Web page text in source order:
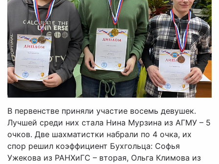
В первенстве приняли участие восемь девушек.
Лучшей среди них стала Нина Мурзина из АГМУ – 5
очков. Две шахматистки набрали по 4 очка, их
спор решил коэффициент Бухгольца: Софья
Ужекова из РАНХиГС – вторая, Ольга Климова из